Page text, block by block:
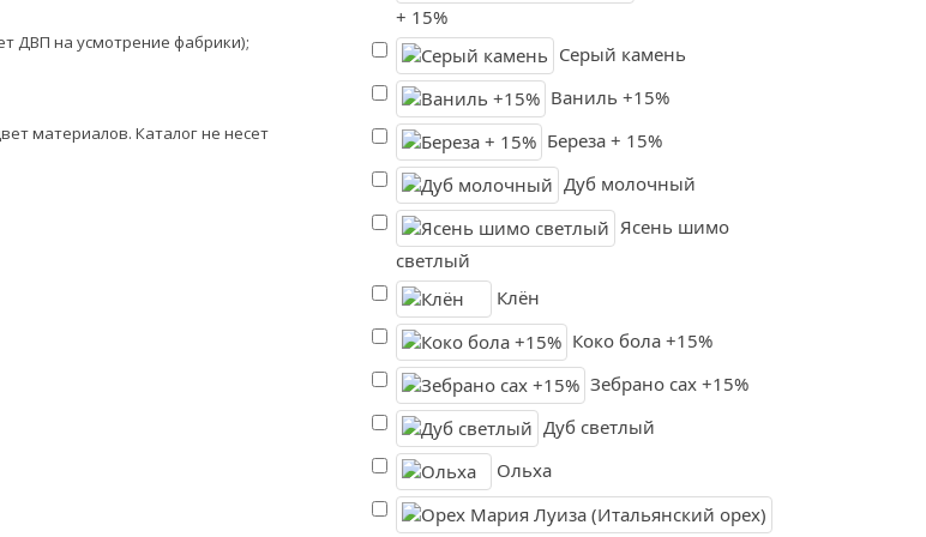
ДВП на усмотрение фабрики);
материалов. Каталог не несет
+ 15%
Серый камень
Ваниль +15%
Береза + 15%
Дуб молочный
Ясень шимо
светлый
Клён
Коко бола +15%
Зебрано сах +15%
Дуб светлый
Ольха